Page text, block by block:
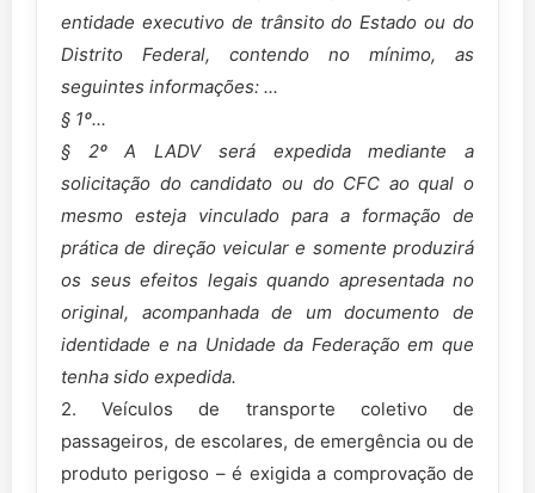
entidade executivo de trânsito do Estado ou do
Distrito Federal, contendo no mínimo, as
seguintes informações: ...
§ 1º...
§ 2º A LADV será expedida mediante a
solicitação do candidato ou do CFC ao qual o
mesmo esteja vinculado para a formação de
prática de direção veicular e somente produzirá
os seus efeitos legais quando apresentada no
original, acompanhada de um documento de
identidade e na Unidade da Federação em que
tenha sido expedida.
2. Veículos de transporte coletivo de
passageiros, de escolares, de emergência ou de
produto perigoso – é exigida a comprovação de